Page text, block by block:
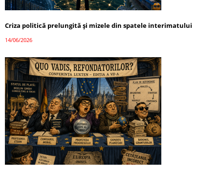
Criza politică prelungită și mizele din spatele interimatului
14/06/2026